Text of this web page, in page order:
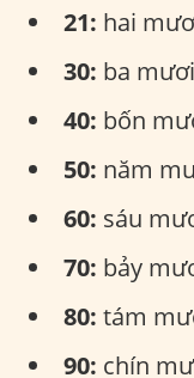
21: hai
30: ba
40: bốn
50: năm
60: sáu
70: bảy
80: tám
90: chín